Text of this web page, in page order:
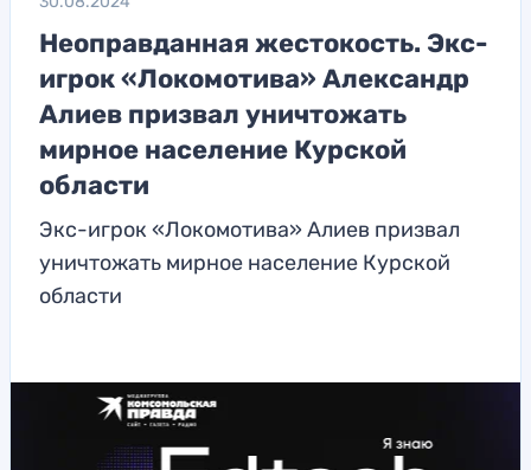
Неоправданная жестокость. Экс-
игрок «Локомотива» Александр
Алиев призвал уничтожать
мирное население Курской
области
Экс-игрок «Локомотива» Алиев призвал
уничтожать мирное население Курской
области